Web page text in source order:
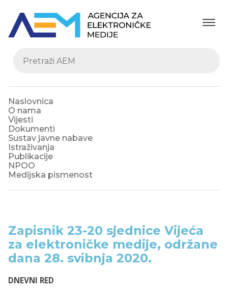
Naslovnica
O nama
Vijesti
Dokumenti
Sustav javne nabave
Istraživanja
Publikacije
NPOO
Medijska pismenost
Zapisnik 23-20 sjednice Vijeća
za elektroničke medije, održane
dana 28. svibnja 2020.
DNEVNI RED